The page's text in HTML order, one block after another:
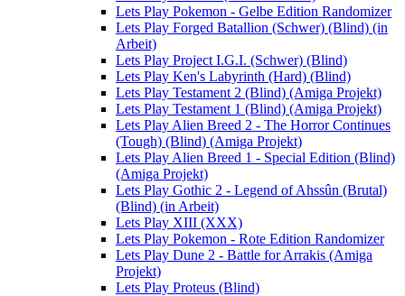
Lets Play Pokemon - Gelbe Edition Randomizer
Lets Play Forged Batallion (Schwer) (Blind) (in
Arbeit)
Lets Play Project I.G.I. (Schwer) (Blind)
Lets Play Ken's Labyrinth (Hard) (Blind)
Lets Play Testament 2 (Blind) (Amiga Projekt)
Lets Play Testament 1 (Blind) (Amiga Projekt)
Lets Play Alien Breed 2 - The Horror Continues
(Tough) (Blind) (Amiga Projekt)
Lets Play Alien Breed 1 - Special Edition (Blind)
(Amiga Projekt)
Lets Play Gothic 2 - Legend of Ahssûn (Brutal)
(Blind) (in Arbeit)
Lets Play XIII (XXX)
Lets Play Pokemon - Rote Edition Randomizer
Lets Play Dune 2 - Battle for Arrakis (Amiga
Projekt)
Lets Play Proteus (Blind)